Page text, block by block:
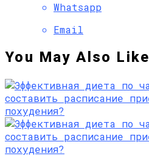
Whatsapp
Email
You May Also Like